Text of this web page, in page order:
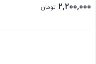
2,200,000 تومان